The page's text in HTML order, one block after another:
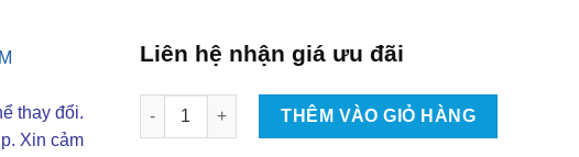
thay đổi.
Xin cảm
Liên hệ nhận giá ưu đãi
Lắp Màn Hình Android Xe Mazda BT50 Tại TPHCM số lượng
THÊM VÀO GIỎ HÀNG